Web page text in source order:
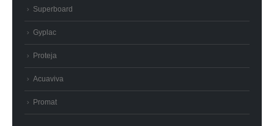
Superboard
Gyplac
Proteja
Acuaviva
Promat